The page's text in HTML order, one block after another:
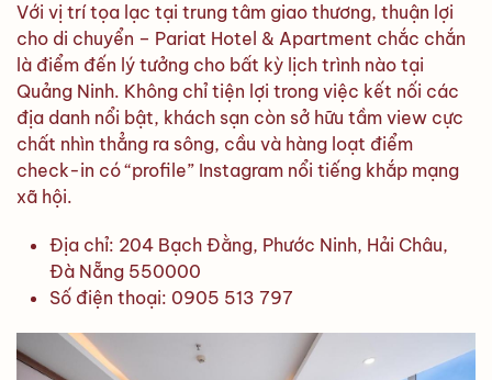
Với vị trí tọa lạc tại trung tâm giao thương, thuận lợi
cho di chuyển – Pariat Hotel & Apartment chắc chắn
là điểm đến lý tưởng cho bất kỳ lịch trình nào tại
Quảng Ninh. Không chỉ tiện lợi trong việc kết nối các
địa danh nổi bật, khách sạn còn sở hữu tầm view cực
chất nhìn thẳng ra sông, cầu và hàng loạt điểm
check-in có “profile” Instagram nổi tiếng khắp mạng
xã hội.
Địa chỉ: 204 Bạch Đằng, Phước Ninh, Hải Châu,
Đà Nẵng 550000
Số điện thoại: 0905 513 797